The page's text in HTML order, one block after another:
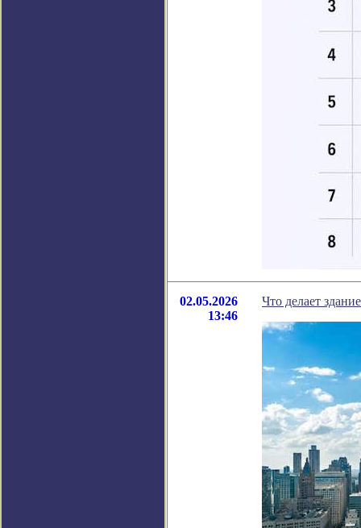
02.05.2026
13:46
Что делает